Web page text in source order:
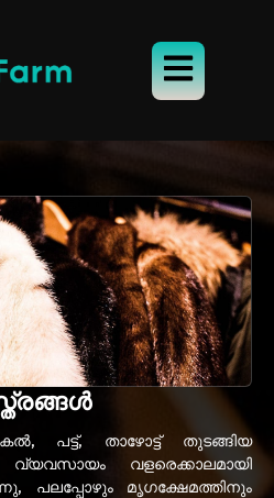
പട്ട്, താഴോട്ട് തുടങ്ങിയ
വളരെക്കാലമായി
പലപ്പോഴും മൃഗക്ഷേമത്തിനും